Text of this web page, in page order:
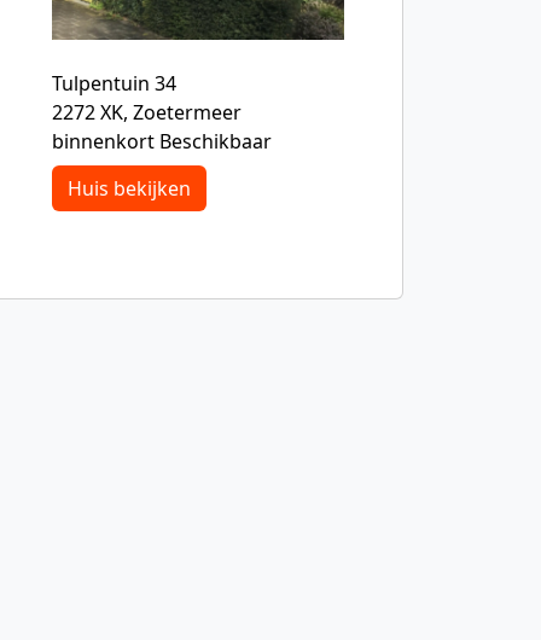
Tulpentuin 34
2272 XK, Zoetermeer
binnenkort Beschikbaar
Huis bekijken